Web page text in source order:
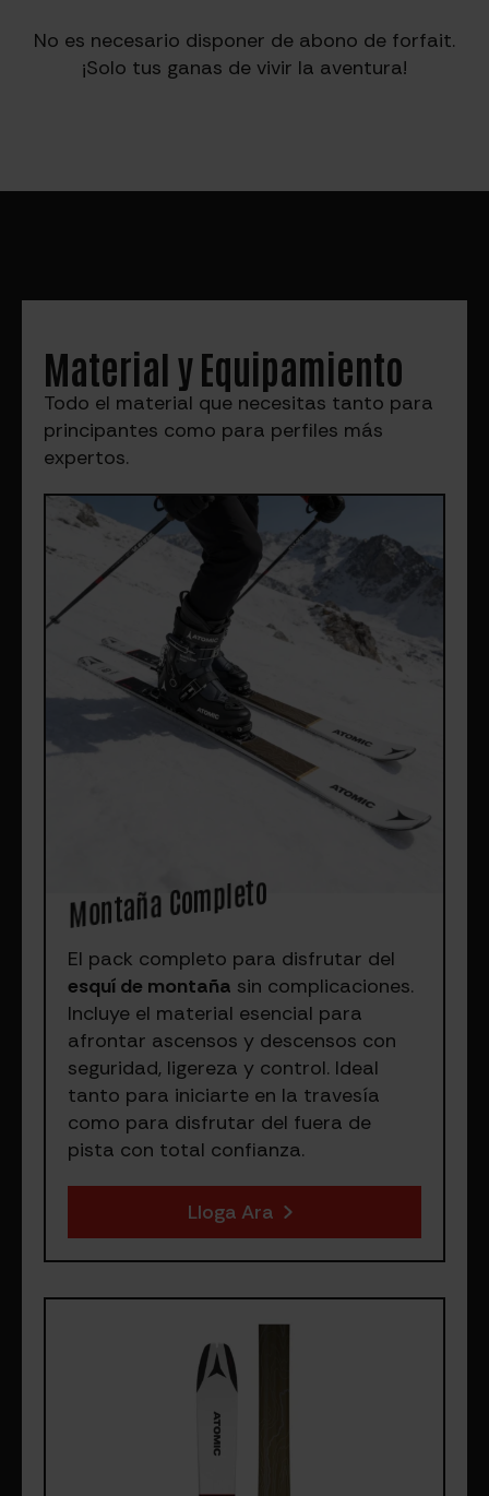
No es necesario disponer de abono de forfait.
¡Solo tus ganas de vivir la aventura!
Material y Equipamiento
Todo el material que necesitas tanto para
principantes como para perfiles más
expertos.
Montaña Completo
El pack completo para disfrutar del
esquí de montaña sin complicaciones.
Incluye el material esencial para
afrontar ascensos y descensos con
seguridad, ligereza y control. Ideal
tanto para iniciarte en la travesía
como para disfrutar del fuera de
pista con total confianza.
Lloga Ara